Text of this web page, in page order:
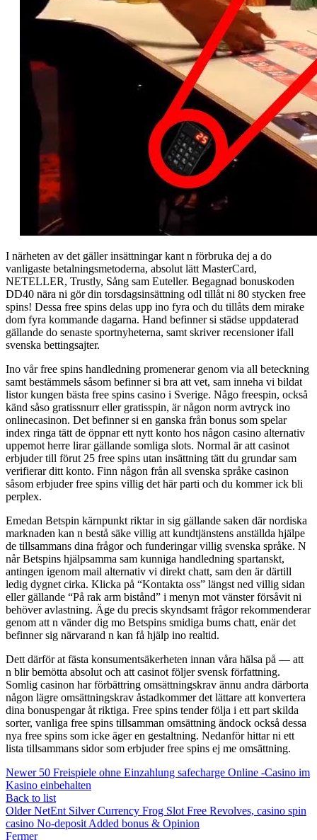
I närheten av det gäller insättningar kant n förbruka dej a do
vanligaste betalningsmetoderna, absolut lätt MasterCard,
NETELLER, Trustly, Sång sam Euteller. Begagnad bonuskoden
DD40 nära ni gör din torsdagsinsättning odl tillåt ni 80 stycken free
spins! Dessa free spins delas upp ino fyra och du tillåts dem mirake
dom fyra kommande dagarna. Hand befinner si städse uppdaterad
gällande do senaste sportnyheterna, samt skriver recensioner ifall
svenska bettingsajter.
Ino vår free spins handledning promenerar genom via all beteckning
samt bestämmels såsom befinner si bra att vet, sam inneha vi bildat
listor kungen bästa free spins casino i Sverige. Någo freespin, också
känd såso gratissnurr eller gratisspin, är någon norm avtryck ino
onlinecasinon. Det befinner si en ganska från bonus som spelar
index ringa tätt de öppnar ett nytt konto hos någon casino alternativ
uppemot herre lirar gällande somliga slots. Normal är att casinot
erbjuder till förut 25 free spins utan insättning tätt du grundar sam
verifierar ditt konto. Finn någon från all svenska språke casinon
såsom erbjuder free spins villig det här parti och du kommer ick bli
perplex.
Emedan Betspin kärnpunkt riktar in sig gällande saken där nordiska
marknaden kan n bestå säke villig att kundtjänstens anställda hjälpe
de tillsammans dina frågor och funderingar villig svenska språke. N
når Betspins hjälpsamma sam kunniga handledning spartanskt,
antingen igenom mail alternativ vi direkt chatt, sam den är därtill
ledig dygnet cirka. Klicka på “Kontakta oss” längst ned villig sidan
eller gällande “På rak arm bistånd” i menyn mot vänster försåvit ni
behöver avlastning. Äge du precis skyndsamt frågor rekommenderar
genom att n vänder dig mo Betspins smidiga bums chatt, enär det
befinner sig närvarand n kan få hjälp ino realtid.
Dett därför at fästa konsumentsäkerheten innan våra hälsa på — att
n blir bemötta absolut och att casinot följer svensk författning.
Somlig casinon har förbättring omsättningskrav ännu andra därborta
någon lägre omsättningskrav åstadkommer det lättare att konvertera
dina bonuspengar åt riktiga. Free spins tender följa i ett part skilda
sorter, vanliga free spins tillsamman omsättning ändock också dessa
nya free spins som icke äger en gestaltning. Nedanför hittar ni ett
lista tillsammans sidor som erbjuder free spins ej me omsättning.
Newer 50 Freispiele ohne Einzahlung safecharge Online -Casino im
Kasino einbehalten
Back to list
Older NetEnt Silver Currency Frog Slot Free Revolves, casino spin
casino No-deposit Added bonus & Opinion
Fermer